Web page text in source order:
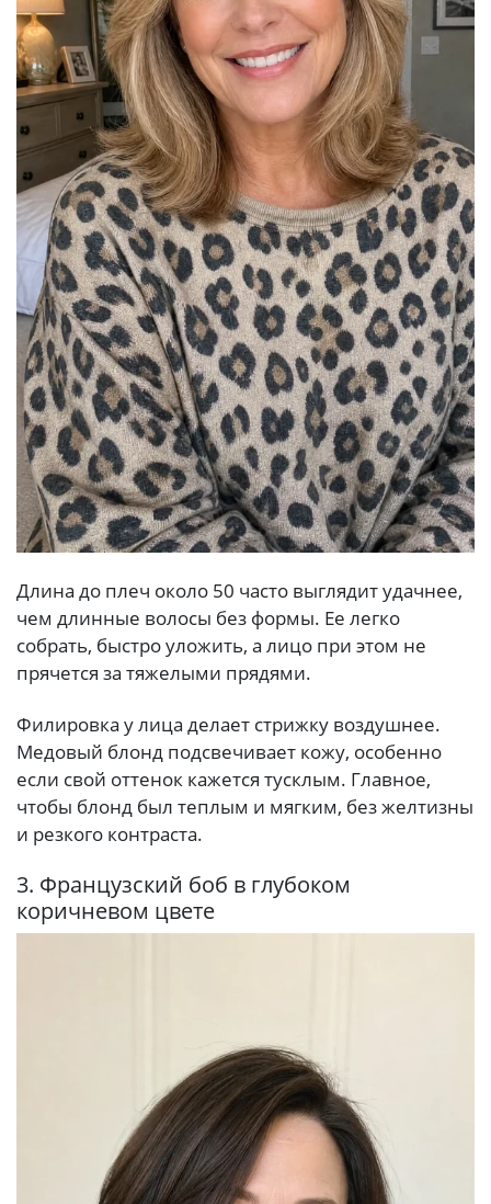
Длина до плеч около 50 часто выглядит удачнее,
чем длинные волосы без формы. Ее легко
собрать, быстро уложить, а лицо при этом не
прячется за тяжелыми прядями.
Филировка у лица делает стрижку воздушнее.
Медовый блонд подсвечивает кожу, особенно
если свой оттенок кажется тусклым. Главное,
чтобы блонд был теплым и мягким, без желтизны
и резкого контраста.
3. Французский боб в глубоком
коричневом цвете